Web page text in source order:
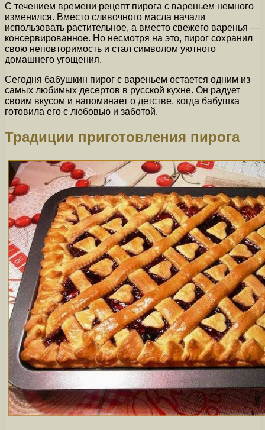
С течением времени рецепт пирога с вареньем немного
изменился. Вместо сливочного масла начали
использовать растительное, а вместо свежего варенья —
консервированное. Но несмотря на это, пирог сохранил
свою неповторимость и стал символом уютного
домашнего угощения.
Сегодня бабушкин пирог с вареньем остается одним из
самых любимых десертов в русской кухне. Он радует
своим вкусом и напоминает о детстве, когда бабушка
готовила его с любовью и заботой.
Традиции приготовления пирога